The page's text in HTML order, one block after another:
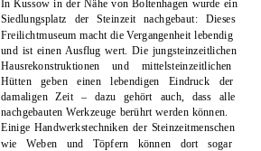
In Kussow in der Nähe von Boltenhagen wurde ein
Siedlungsplatz der Steinzeit nachgebaut: Dieses
Freilichtmuseum macht die Vergangenheit lebendig
und ist einen Ausflug wert. Die jungsteinzeitlichen
Hausrekonstruktionen und mittelsteinzeitlichen
Hütten geben einen lebendigen Eindruck der
damaligen Zeit – dazu gehört auch, dass alle
nachgebauten Werkzeuge berührt werden können.
Einige Handwerkstechniken der Steinzeitmenschen
wie Weben und Töpfern können dort sogar